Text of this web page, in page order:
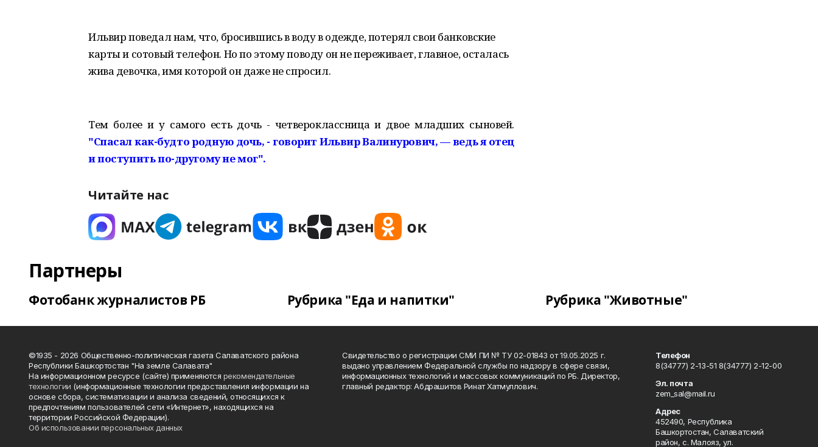
Ильвир поведал нам, что, бросившись в воду в одежде, потерял свои банковские
карты и сотовый телефон. Но по этому поводу он не переживает, главное, осталась
жива девочка, имя которой он даже не спросил.
Тем более и у самого есть дочь - четвероклассница и двое младших сыновей.
"Спасал как-будто родную дочь, - говорит Ильвир Валинурович, — ведь я отец
и поступить по-другому не мог".
Читайте нас
Партнеры
Фотобанк журналистов РБ Рубрика "Еда и напитки" Рубрика "Животные"
©1935 - 2026 Общественно-политическая газета Салаватского района
Республики Башкортостан "На земле Салавата"
На информационном ресурсе (сайте) применяются рекомендательные
технологии (информационные технологии предоставления информации на
основе сбора, систематизации и анализа сведений, относящихся к
предпочтениям пользователей сети «Интернет», находящихся на
территории Российской Федерации).
Об использовании персональных данных
Свидетельство о регистрации СМИ ПИ № ТУ 02-01843 от 19.05.2025 г.
выдано управлением Федеральной службы по надзору в сфере связи,
информационных технологий и массовых коммуникаций по РБ. Директор,
главный редактор: Абдрашитов Ринат Хатмуллович.
Телефон
8(34777) 2-13-51 8(34777) 2-12-00
Эл. почта
zem_sal@mail.ru
Адрес
452490, Республика
Башкортостан, Салаватский
район, с. Малояз, ул.